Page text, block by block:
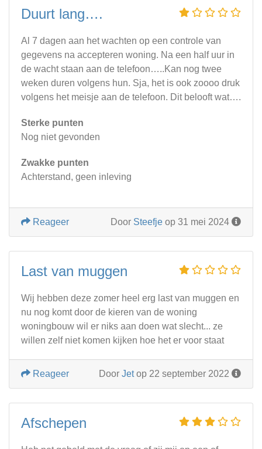
Duurt lang….
Al 7 dagen aan het wachten op een controle van
gegevens na accepteren woning. Na een half uur in
de wacht staan aan de telefoon…..Kan nog twee
weken duren volgens hun. Sja, het is ook zoooo druk
volgens het meisje aan de telefoon. Dit belooft wat….
Sterke punten
Nog niet gevonden
Zwakke punten
Achterstand, geen inleving
Door Steefje op 31 mei 2024
Reageer
Last van muggen
Wij hebben deze zomer heel erg last van muggen en
nu nog komt door de kieren van de woning
woningbouw wil er niks aan doen wat slecht... ze
willen zelf niet komen kijken hoe het er voor staat
Door Jetop 22 september 2022
Reageer
Afschepen